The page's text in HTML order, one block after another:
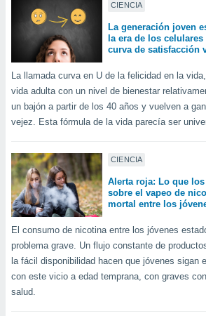
CIENCIA
La generación joven
la era de los
curva de satisfacción
La llamada curva en U de la felicidad en la
vida adulta con un nivel de bienestar
un bajón a partir de los 40 años y vuelven a
vejez. Esta fórmula de la vida parecía ser
CIENCIA
Alerta roja: Lo que
sobre el vapeo de
mortal entre los
El consumo de nicotina entre los jóvenes
problema grave. Un flujo constante de
la fácil disponibilidad hacen que jóvenes sigan
con este vicio a edad temprana, con graves
salud.